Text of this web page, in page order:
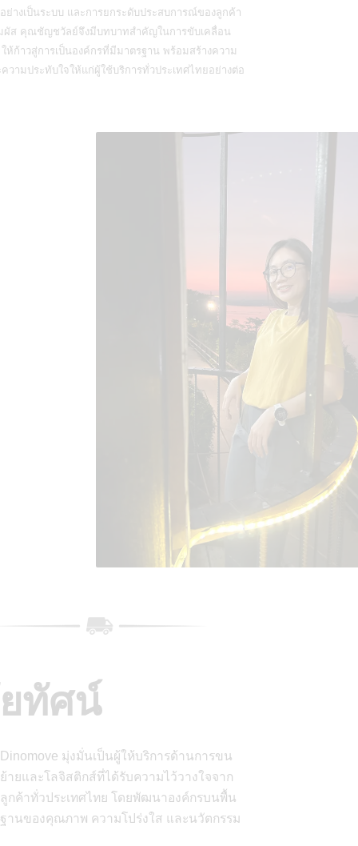
ย่างเป็นระบบ และการยกระดับประสบการณ์ของลูกค้า
ผัส คุณชัญชวัลย์จึงมีบทบาทสำคัญในการขับเคลื่อน
ห้ก้าวสู่การเป็นองค์กรที่มีมาตรฐาน พร้อมสร้างความ
วามประทับใจให้แก่ผู้ใช้บริการทั่วประเทศไทยอย่างต่อ
ทัศน์
Dinomove มุ่งมั่นเป็นผู้ให้บริการด้านการขน
ย้ายและโลจิสติกส์ที่ได้รับความไว้วางใจจาก
ลูกค้าทั่วประเทศไทย โดยพัฒนาองค์กรบนพื้น
ฐานของคุณภาพ ความโปร่งใส และนวัตกรรม